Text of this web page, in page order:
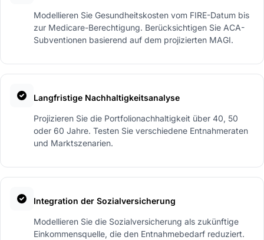
Modellieren Sie Gesundheitskosten vom FIRE-Datum bis
zur Medicare-Berechtigung. Berücksichtigen Sie ACA-
Subventionen basierend auf dem projizierten MAGI.
Langfristige Nachhaltigkeitsanalyse
Projizieren Sie die Portfolionachhaltigkeit über 40, 50
oder 60 Jahre. Testen Sie verschiedene Entnahmeraten
und Marktszenarien.
Integration der Sozialversicherung
Modellieren Sie die Sozialversicherung als zukünftige
Einkommensquelle, die den Entnahmebedarf reduziert.